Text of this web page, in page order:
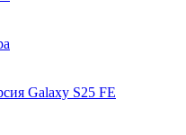
Galaxy S25 FE